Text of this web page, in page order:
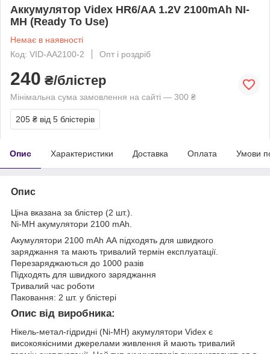
Аккумулятор Videx HR6/AA 1.2V 2100mAh NI-
MH (Ready To Use)
Немає в наявності
Код: VID-AA2100-2
Опт і роздріб
240 ₴/блістер
Мінімальна сума замовлення на сайті — 300 ₴
205 ₴ від 5 блістерів
Опис Характеристики Доставка Оплата Умови
Опис
Ціна вказана за блістер (2 шт.).
Ni-MH акумулятори 2100 mAh.
Акумулятори 2100 mAh АА підходять для швидкого
заряджання та мають тривалий термін експлуатації.
Перезаряджаються до 1000 разів
Підходять для швидкого заряджання
Тривалий час роботи
Паковання: 2 шт. у блістері
Опис від виробника:
Нікель-метал-гідридні (Ni-MH) акумулятори Videx є
високоякісними джерелами живлення й мають тривалий